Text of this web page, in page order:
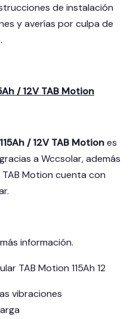
de instalación
y averías por culpa de
/ 12V TAB Motion
/ 12V TAB Motiones
a Wccsolar, además
TAB Motion cuenta con
información.
TAB Motion 115Ah 12
vibraciones